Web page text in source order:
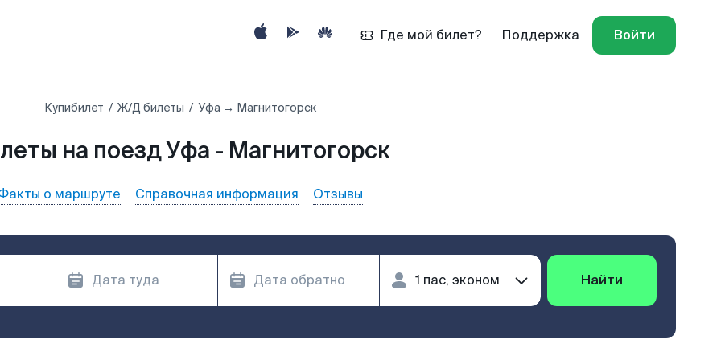
Где мой билет? Поддержка Войти
Купибилет Ж/Д билеты Уфа → Магнитогорск
на поезд Уфа - Магнитогорск
о маршруте Справочная информация Отзывы
Найти